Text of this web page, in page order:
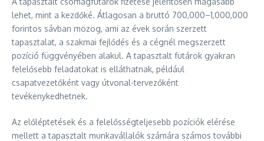
lehet, mint a kezdőké. Átlagosan a bruttó 700,000–1,000,000
forintos sávban mozog, ami az évek során szerzett
tapasztalat, a szakmai fejlődés és a cégnél megszerzett
pozíció függvényében alakul. A tapasztalt futárok gyakran
felelősebb feladatokat is elláthatnak, például
csapatvezetőként vagy útvonal-tervezőként
tevékenykedhetnek.
Az előléptetések és a felelősségteljesebb pozíciók elérése
mellett a tapasztalt munkavállalók számára számos további